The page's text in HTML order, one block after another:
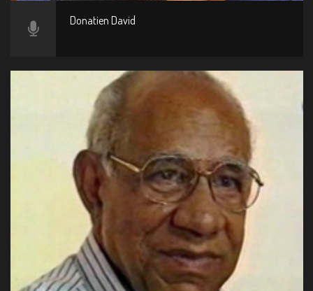
Donatien David